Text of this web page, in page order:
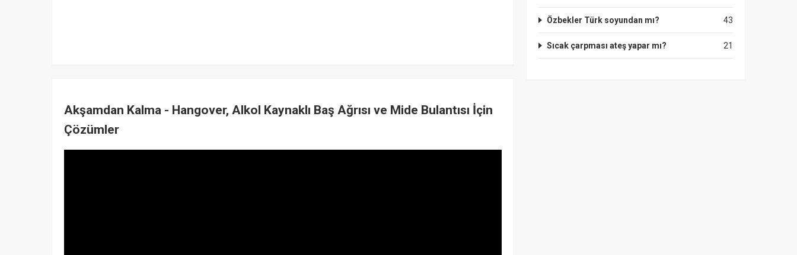
Akşamdan Kalma - Hangover, Alkol Kaynaklı Baş Ağrısı ve Mide Bulantısı İçin
Çözümler
43
Özbekler Türk soyundan mı?
21
Sıcak çarpması ateş yapar mı?